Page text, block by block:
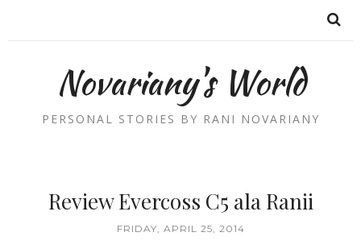
Novariany's World
PERSONAL STORIES BY RANI NOVARIANY
Review Evercoss C5 ala Ranii
FRIDAY, APRIL 25, 2014